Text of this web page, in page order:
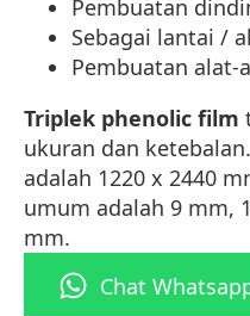
Pembuatan
Sebagai lantai /
Pembuatan
Triplek phenolic film
ukuran dan
adalah 1220 x 2440
umum adalah 9 mm,
mm.
Chat